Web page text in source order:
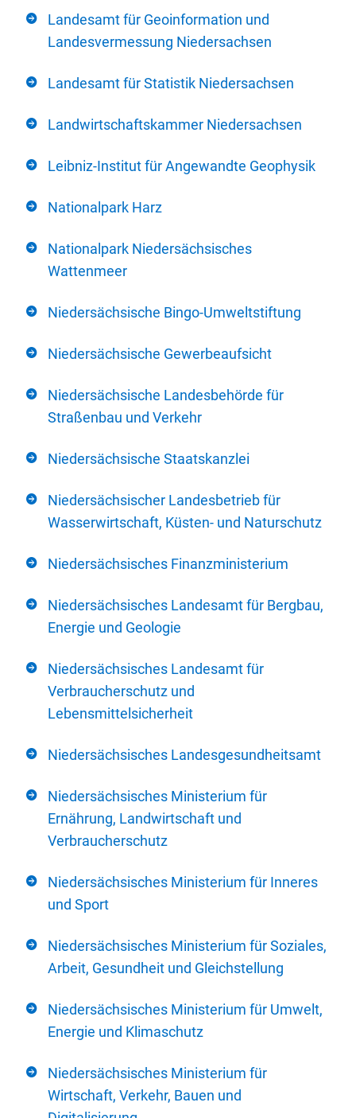
Landesamt für Geoinformation und
Landesvermessung Niedersachsen
Landesamt für Statistik Niedersachsen
Landwirtschaftskammer Niedersachsen
Leibniz-Institut für Angewandte Geophysik
Nationalpark Harz
Nationalpark Niedersächsisches
Wattenmeer
Niedersächsische Bingo-Umweltstiftung
Niedersächsische Gewerbeaufsicht
Niedersächsische Landesbehörde für
Straßenbau und Verkehr
Niedersächsische Staatskanzlei
Niedersächsischer Landesbetrieb für
Wasserwirtschaft, Küsten- und Naturschutz
Niedersächsisches Finanzministerium
Niedersächsisches Landesamt für Bergbau,
Energie und Geologie
Niedersächsisches Landesamt für
Verbraucherschutz und
Lebensmittelsicherheit
Niedersächsisches Landesgesundheitsamt
Niedersächsisches Ministerium für
Ernährung, Landwirtschaft und
Verbraucherschutz
Niedersächsisches Ministerium für Inneres
und Sport
Niedersächsisches Ministerium für Soziales,
Arbeit, Gesundheit und Gleichstellung
Niedersächsisches Ministerium für Umwelt,
Energie und Klimaschutz
Niedersächsisches Ministerium für
Wirtschaft, Verkehr, Bauen und